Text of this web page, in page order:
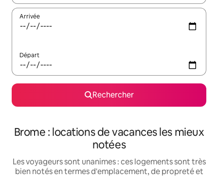
Arrivée
Départ
Rechercher
Brome : locations de vacances les mieux
notées
Les voyageurs sont unanimes : ces logements sont très
bien notés en termes d'emplacement, de propreté et